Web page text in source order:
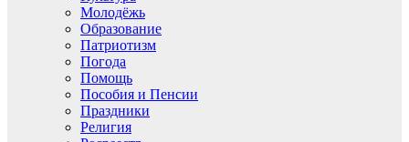
Молодёжь
Образование
Патриотизм
Погода
Помощь
Пособия и Пенсии
Праздники
Религия